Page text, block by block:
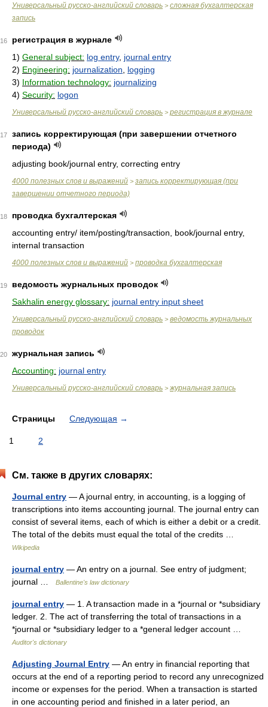
Универсальный русско-английский словарь > сложная бухгалтерская
запись
16
регистрация в журнале
1) General subject: log entry, journal entry
2) Engineering: journalization
logging
3) Information technology: journalizing
4) Security: logon
Универсальный русско-английский словарь > регистрация в журнале
17
запись корректирующая (при завершении отчетного
периода)
adjusting book/journal entry, correcting entry
4000 полезных слов и выражений > запись корректирующая (при
завершении отчетного периода)
18
проводка бухгалтерская
accounting entry/ item/posting/transaction, book/journal entry,
internal transaction
4000 полезных слов и выражений > проводка бухгалтерская
19
ведомость журнальных проводок
Sakhalin energy glossary: journal entry input sheet
Универсальный русско-английский словарь > ведомость журнальных
проводок
20
журнальная запись
Accounting: journal entry
Универсальный русско-английский словарь > журнальная запись
Страницы Следующая →
1 2
См. также в других словарях:
Journal entry — A journal entry, in accounting, is a logging of
transcriptions into items accounting journal. The journal entry can
consist of several items, each of which is either a debit or a credit.
The total of the debits must equal the total of the credits …
Wikipedia
journal entry — An entry on a journal. See entry of judgment;
journal …
Ballentine's law dictionary
journal entry — 1. A transaction made in a *journal or *subsidiary
ledger. 2. The act of transferring the total of transactions in a
*journal or *subsidiary ledger to a *general ledger account …
Auditor's dictionary
Adjusting Journal Entry — An entry in financial reporting that
occurs at the end of a reporting period to record any unrecognized
income or expenses for the period. When a transaction is started
in one accounting period and finished in a later period, an